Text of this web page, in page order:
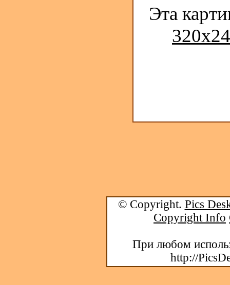
Эта
© Copyright. Pics
Copyright Info
При любом
http://